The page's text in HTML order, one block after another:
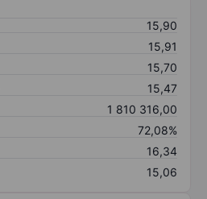
15,90
15,91
15,70
15,47
1 810 316,00
72,08%
16,34
15,06